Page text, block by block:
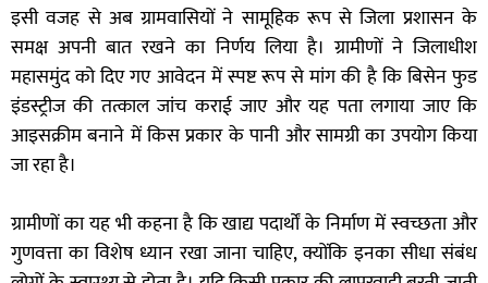
इसी वजह से अब ग्रामवासियों ने सामूहिक रूप से जिला प्रशासन के
समक्ष अपनी बात रखने का निर्णय लिया है। ग्रामीणों ने जिलाधीश
महासमुंद को दिए गए आवेदन में स्पष्ट रूप से मांग की है कि बिसेन फुड
इंडस्ट्रीज की तत्काल जांच कराई जाए और यह पता लगाया जाए कि
आइसक्रीम बनाने में किस प्रकार के पानी और सामग्री का उपयोग किया
जा रहा है।
ग्रामीणों का यह भी कहना है कि खाद्य पदार्थों के निर्माण में स्वच्छता और
गुणवत्ता का विशेष ध्यान रखा जाना चाहिए, क्योंकि इनका सीधा संबंध